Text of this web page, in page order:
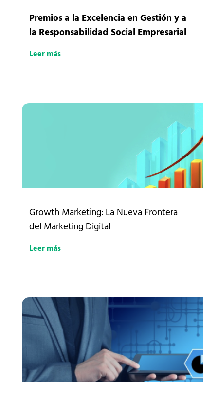
Premios a la Excelencia en Gestión y a
la Responsabilidad Social Empresarial
Leer más
Growth Marketing: La Nueva Frontera
del Marketing Digital
Leer más